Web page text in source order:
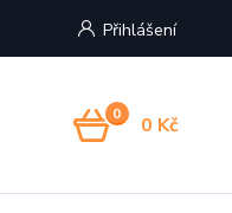
Přihlášení
0 0 Kč